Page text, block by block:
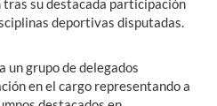
tras su destacada participación
deportivas disputadas.
un grupo de delegados
en el cargo representando a